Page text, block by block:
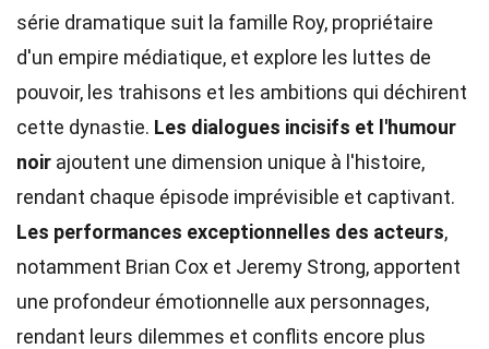
série dramatique suit la famille Roy, propriétaire
d'un empire médiatique, et explore les luttes de
pouvoir, les trahisons et les ambitions qui déchirent
cette dynastie. Les dialogues incisifs et l'humour
noir ajoutent une dimension unique à l'histoire,
rendant chaque épisode imprévisible et captivant.
Les performances exceptionnelles des acteurs,
notamment Brian Cox et Jeremy Strong, apportent
une profondeur émotionnelle aux personnages,
rendant leurs dilemmes et conflits encore plus